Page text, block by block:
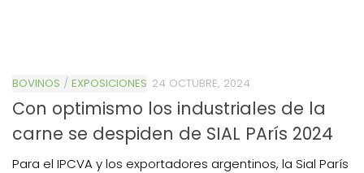
BOVINOS / EXPOSICIONES 24 OCTUBRE, 2024
Con optimismo los industriales de la
carne se despiden de SIAL PArís 2024
Para el IPCVA y los exportadores argentinos, la Sial París